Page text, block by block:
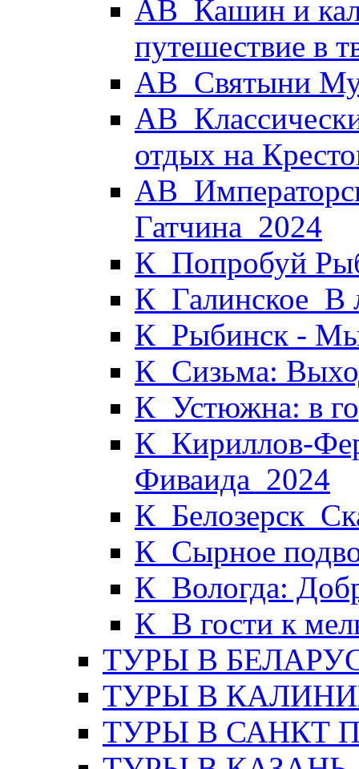
АВ_Кашин и
путешествие в
АВ_Святыни
отдых на
Гатчина_2024
К_Попробуй
К_Галинское_В
К_Рыбинск -
К_Сизьма:
К_Устюжна: в
К_Кириллов-
Фиваида_2024
К_Сырное
К_Вологда:
К_В гости к
ТУРЫ В
ТУРЫ В
ТУРЫ В САНКТ